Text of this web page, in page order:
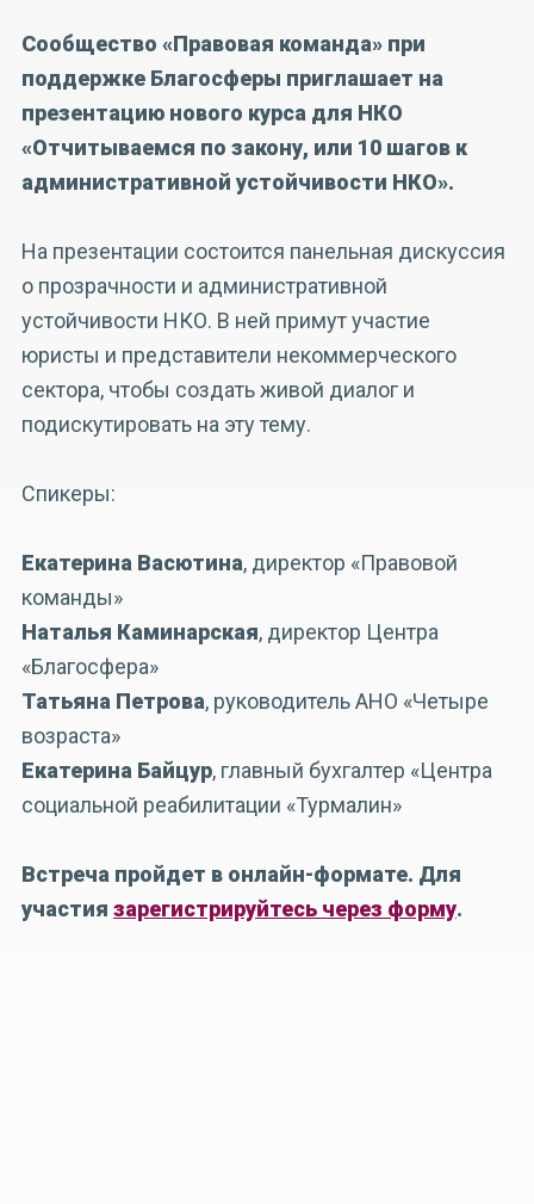
Сообщество «Правовая команда» при
поддержке Благосферы приглашает на
презентацию нового курса для НКО
«Отчитываемся по закону, или 10 шагов к
административной устойчивости НКО».
На презентации состоится панельная дискуссия
о прозрачности и административной
устойчивости НКО. В ней примут участие
юристы и представители некоммерческого
сектора, чтобы создать живой диалог и
подискутировать на эту тему.
Спикеры:
Екатерина Васютина, директор «Правовой
команды»
Наталья Каминарская, директор Центра
«Благосфера»
Татьяна Петрова, руководитель АНО «Четыре
возраста»
Екатерина Байцур, главный бухгалтер «Центра
социальной реабилитации «Турмалин»
Встреча пройдет в онлайн-формате. Для
участия зарегистрируйтесь через форму.